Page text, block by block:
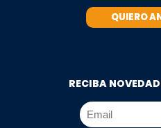
QUIERO
RECIBA